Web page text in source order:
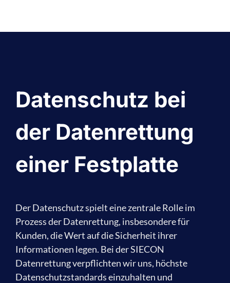
Datenschutz bei
der Datenrettung
einer Festplatte
Der Datenschutz spielt eine zentrale Rolle im
Prozess der Datenrettung, insbesondere für
Kunden, die Wert auf die Sicherheit ihrer
Informationen legen. Bei der SIECON
Datenrettung verpflichten wir uns, höchste
Datenschutzstandards einzuhalten und